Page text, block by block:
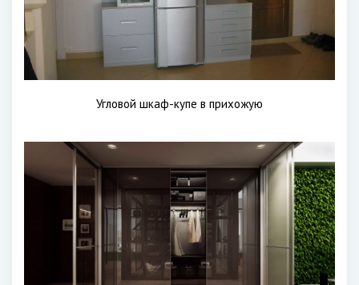
Угловой шкаф-купе в прихожую